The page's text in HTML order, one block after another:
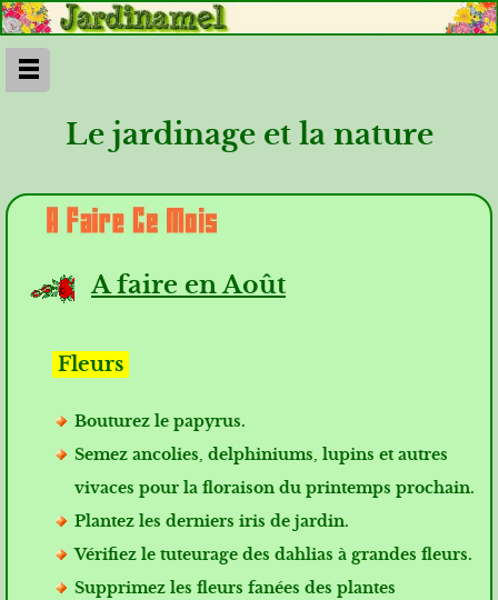
Le jardinage et la nature
A faire en Août
Fleurs
Bouturez le papyrus.
Semez ancolies, delphiniums, lupins et autres
vivaces pour la floraison du printemps prochain.
Plantez les derniers iris de jardin.
Vérifiez le tuteurage des dahlias à grandes fleurs.
Supprimez les fleurs fanées des plantes